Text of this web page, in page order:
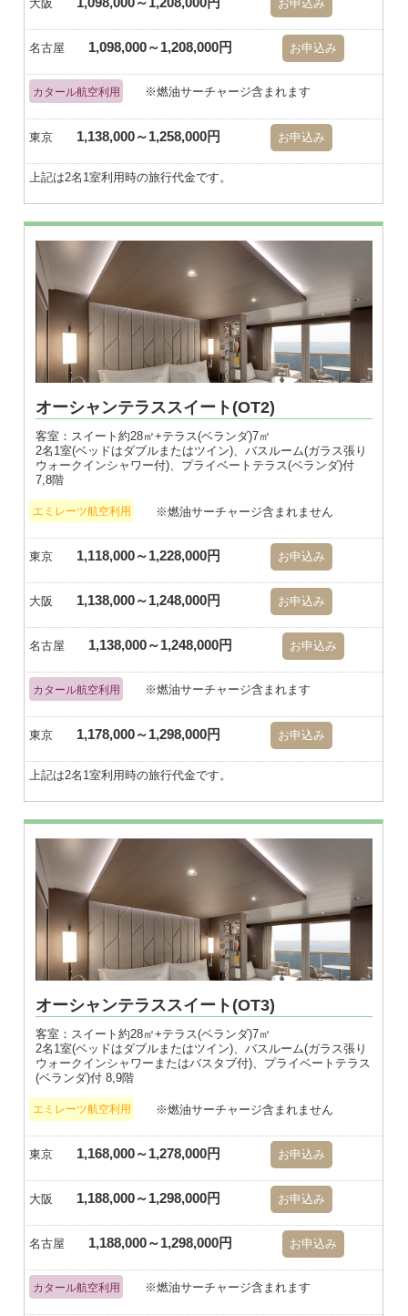
大阪 お申込み
名古屋 1,098,000～1,208,000円 お申込み
カタール航空利用 ※燃油サーチャージ含まれます
東京 1,138,000～1,258,000円 お申込み
上記は2名1室利用時の旅行代金です。
※画像はダブル
オーシャンテラススイート(OT2)
客室：スイート約28㎡+テラス(ベランダ)7㎡
2名1室(ベッドはダブルまたはツイン)、バスルーム(ガラス張り
ウォークインシャワー付)、プライベートテラス(ベランダ)付
7,8階
エミレーツ航空利用 ※燃油サーチャージ含まれません
東京 1,118,000～1,228,000円 お申込み
大阪 1,138,000～1,248,000円 お申込み
名古屋 1,138,000～1,248,000円 お申込み
カタール航空利用 ※燃油サーチャージ含まれます
東京 1,178,000～1,298,000円 お申込み
上記は2名1室利用時の旅行代金です。
※画像はダブル
オーシャンテラススイート(OT3)
客室：スイート約28㎡+テラス(ベランダ)7㎡
2名1室(ベッドはダブルまたはツイン)、バスルーム(ガラス張り
ウォークインシャワーまたはバスタブ付)、プライベートテラス
(ベランダ)付 8,9階
エミレーツ航空利用 ※燃油サーチャージ含まれません
東京 1,168,000～1,278,000円 お申込み
大阪 1,188,000～1,298,000円 お申込み
名古屋 1,188,000～1,298,000円 お申込み
カタール航空利用 ※燃油サーチャージ含まれます